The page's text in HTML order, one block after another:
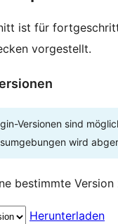
ist für
vorgestellt.
Versionen sind
wird
bestimmte Version
Herunterladen